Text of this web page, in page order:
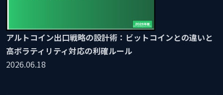
アルトコイン出口戦略の設計術：ビットコインとの違いと
高ボラティリティ対応の利確ルール
2026.06.18